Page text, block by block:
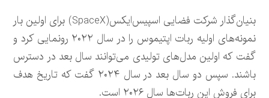
بنیان‌گذار شرکت فضایی اسپیس‌ایکس(SpaceX) برای اولین بار
نمونه‌های اولیه ربات اپتیموس را در سال ۲۰۲۲ رونمایی کرد و
گفت که اولین مدل‌های تولیدی می‌توانند سال بعد در دسترس
باشند. سپس دو سال بعد در سال ۲۰۲۴ گفت که تاریخ هدف
برای فروش این ربات‌ها سال ۲۰۲۶ است.